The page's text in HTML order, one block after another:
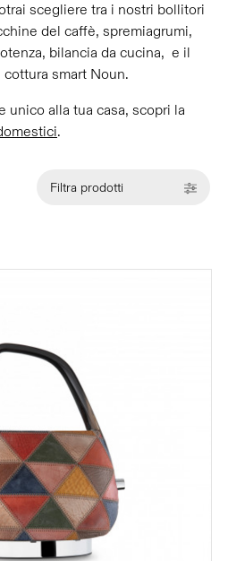
scegliere tra i nostri bollitori
del caffè, spremiagrumi,
bilancia da cucina, e il
smart Noun.
alla tua casa, scopri la
.
Filtra prodotti